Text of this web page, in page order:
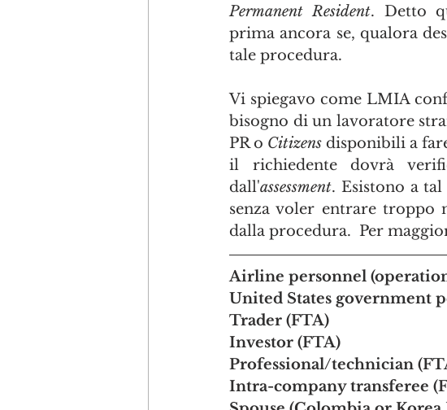
Permanent Resident. Detto
prima ancora se, qualora
tale procedura.
Vi spiegavo come LMIA
bisogno di un lavoratore
PR o Citizens disponibili a
il richiedente dovrà
dall'assessment. Esistono a
senza voler entrare troppo
dalla procedura.  Per
Airline personnel
United States government
Trader (FTA)